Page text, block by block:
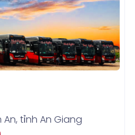
An, tỉnh An Giang